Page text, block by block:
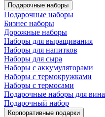
Подарочные наборы
Подарочные наборы
Бизнес наборы
Дорожные наборы
Наборы для выращивания
Наборы для напитков
Наборы для сыра
Наборы с аккумуляторами
Наборы с термокружками
Наборы с термосами
Подарочные наборы для вина
Подарочный набор
Корпоративные подарки